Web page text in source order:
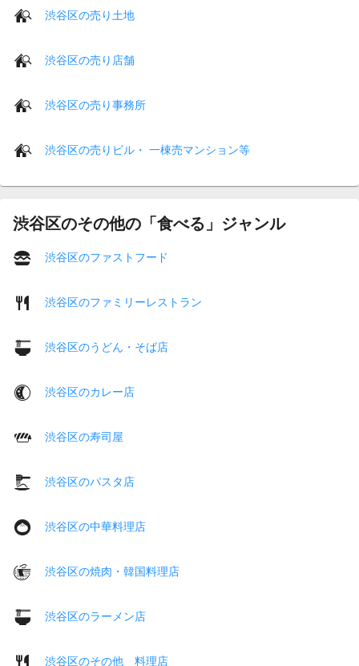
渋谷区の売り土地
渋谷区の売り店舗
渋谷区の売り事務所
渋谷区の売りビル・ 一棟売マンション等
渋谷区のその他の「食べる」ジャンル
渋谷区のファストフード
渋谷区のファミリーレストラン
渋谷区のうどん・そば店
渋谷区のカレー店
渋谷区の寿司屋
渋谷区のパスタ店
渋谷区の中華料理店
渋谷区の焼肉・韓国料理店
渋谷区のラーメン店
渋谷区のその他 料理店